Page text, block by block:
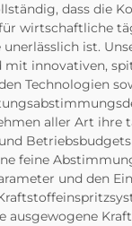
dass die
wirtschaftliche
ist.
mit innovativen,
Technologien
aller Art ihre
feine
und den
ausgewogene